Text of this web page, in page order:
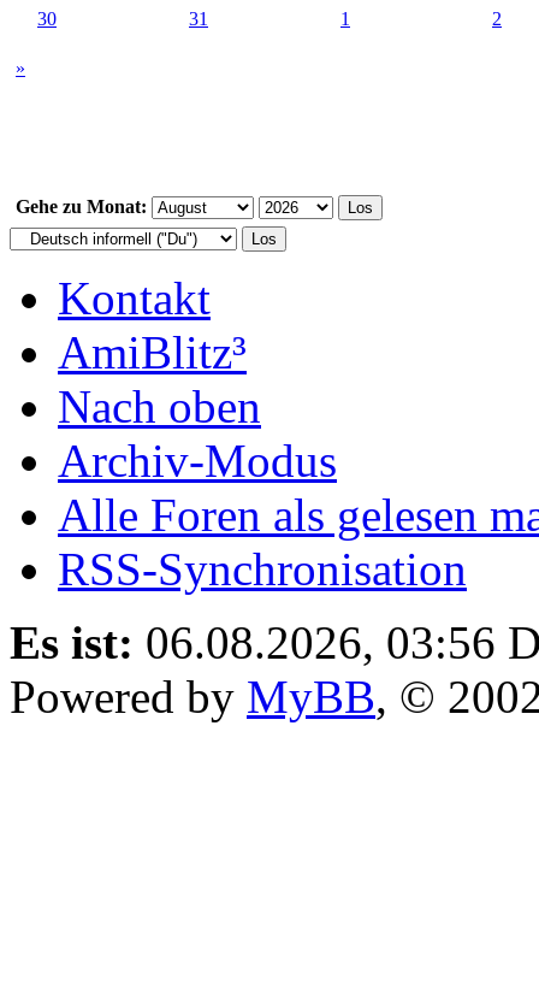
»
30 31 1 2
Gehe zu Monat:
Kontakt
AmiBlitz³
Nach oben
Archiv-Modus
Alle Foren als gelesen
RSS-Synchronisation
Es ist: 06.08.2026, 03:56
Powered by MyBB, ©